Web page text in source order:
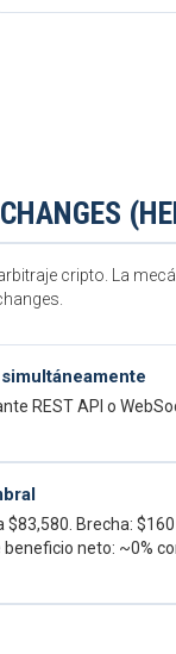
cripto. La
REST API o
Brecha:
neto: ~0%